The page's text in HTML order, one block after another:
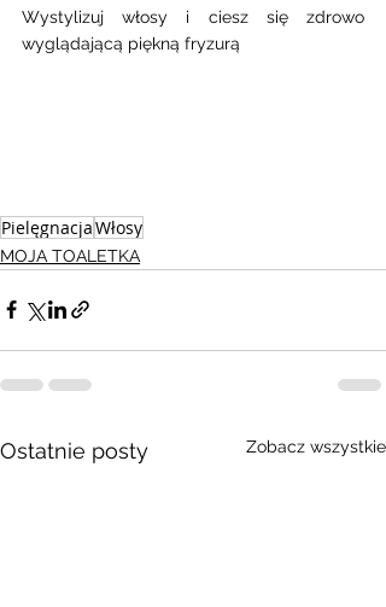
Wystylizuj włosy i ciesz się zdrowo
wyglądającą piękną fryzurą
PielęgnacjaWłosy
MOJA TOALETKA
Ostatnie posty Zobacz wszystkie